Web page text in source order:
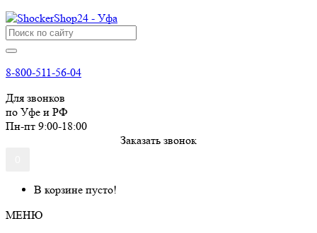
8-800-511-56-04
Для звонков
по Уфе и РФ
Пн-пт 9:00-18:00
Заказать звонок
В корзине пусто!
МЕНЮ